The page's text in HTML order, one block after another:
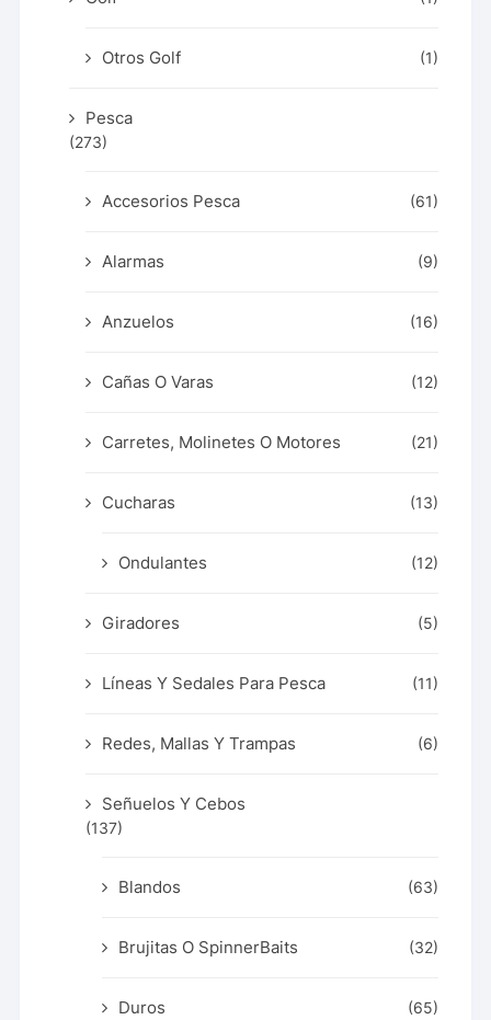
Otros Golf (1)
Pesca
(273)
Accesorios Pesca (61)
Alarmas (9)
Anzuelos (16)
Cañas O Varas (12)
Carretes, Molinetes O Motores (21)
Cucharas (13)
Ondulantes (12)
Giradores (5)
Líneas Y Sedales Para Pesca (11)
Redes, Mallas Y Trampas (6)
Señuelos Y Cebos
(137)
Blandos (63)
Brujitas O SpinnerBaits (32)
Duros (65)